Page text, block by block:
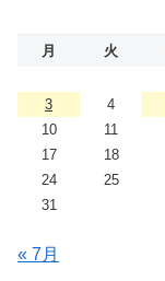
月 火
3
4
10
11
17
18
24
25
31
« 7月